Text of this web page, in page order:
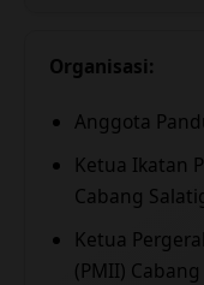
Organisasi:
Anggota
Ketua Ikatan
Cabang
Ketua
(PMII)